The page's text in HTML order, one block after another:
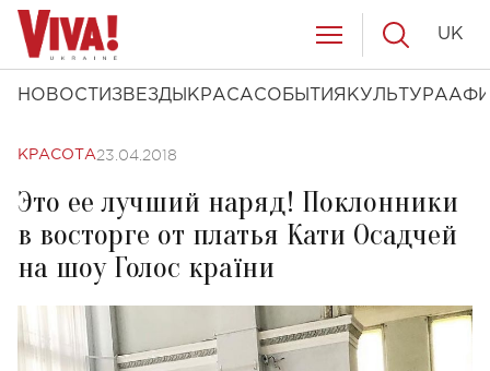
НОВОСТИ ЗВЕЗДЫ КРАСАСОБЫТИЯ КУЛЬТУРА
UK
КРАСОТА23.04.2018
Это ее лучший наряд! Поклонники
в восторге от платья Кати Осадчей
на шоу Голос країни